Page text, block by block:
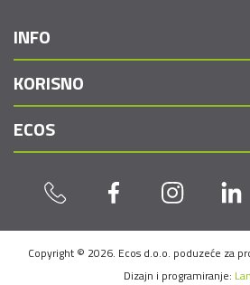
INFO
KORISNO
ECOS
Copyright © 2026. Ecos d.o.o. poduzeće za
Dizajn i programiranje: